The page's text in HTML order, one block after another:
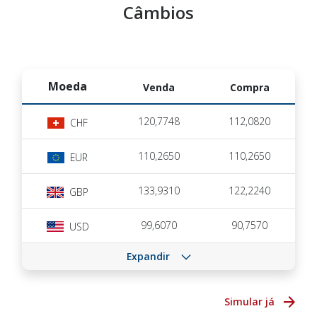
Câmbios
Moeda Venda Compra
CHF 120,7748 112,0820
EUR 110,2650 110,2650
GBP 133,9310 122,2240
USD 99,6070 90,7570
Expandir
Simular já